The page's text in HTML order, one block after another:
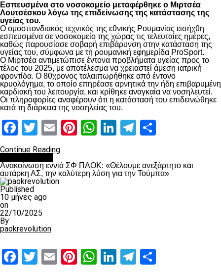
Εσπευσμένα στο νοσοκομείο μεταφέρθηκε ο Μιρτσέα
Λουτσέσκου λόγω της επιδείνωσης της κατάστασης της
υγείας του.
Ο ομοσπονδιακός τεχνικός της εθνικής Ρουμανίας εισήχθη
εσπευσμένα σε νοσοκομείο της χώρας τις τελευταίες ημέρες,
καθώς παρουσίασε σοβαρή επιβάρυνση στην κατάσταση της
υγείας του, σύμφωνα με τη ρουμανική εφημερίδα ProSport.
Ο Μιρτσέα αντιμετώπισε έντονα προβλήματα υγείας προς το
τέλος του 2025, με αποτέλεσμα να χρειαστεί άμεση ιατρική
φροντίδα. Ο 80χρονος ταλαιπωρήθηκε από έντονο
κρυολόγημα, το οποίο επηρέασε αρνητικά την ήδη επιβαρυμένη
καρδιακή του λειτουργία, και κρίθηκε αναγκαία να νοσηλευτεί.
Οι πληροφορίες αναφέρουν ότι η κατάστασή του επιδεινώθηκε
κατά τη διάρκεια της νοσηλείας του.
Facebook
Twitter
EmailPinterest
WhatsApp
LinkedIn
Telegram
Continue Reading
Ανακοίνωση εννιά ΣΦ ΠΑΟΚ: «Θέλουμε ανεξάρτητο και
αυτάρκη ΑΣ, την καλύτερη λύση για την Τούμπα»
Published
10 μήνες ago
on
22/10/2025
By
paokrevolution
Facebook
Twitter
EmailPinterest
WhatsApp
LinkedIn
Telegram